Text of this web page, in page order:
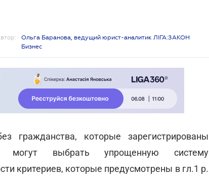
Ольга Баранова, ведущий юрист-аналитик ЛІГА:ЗАКОН
Бизнес
гражданства, которые зарегистрированы
могут выбрать упрощенную систему
критериев, которые предусмотрены в гл.1 р.